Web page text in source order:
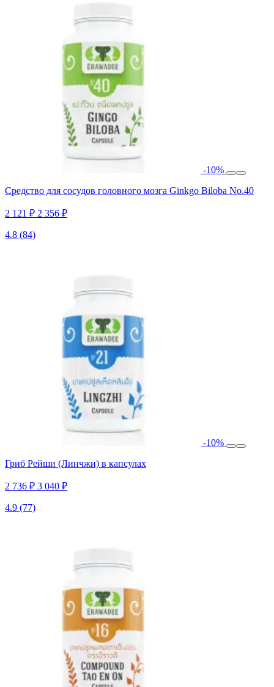
-10%
Средство для сосудов головного мозга Ginkgo Biloba No.40
2 121 ₽ 2 356 ₽
4.8 (84)
-10%
Гриб Рейши (Линчжи) в капсулах
2 736 ₽ 3 040 ₽
4.9 (77)